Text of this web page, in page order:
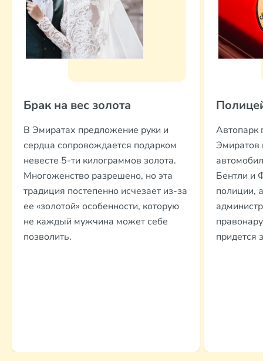
Брак на вес золота
В Эмиратах предложение руки и
сердца сопровождается подарком
невесте 5-ти килограммов золота.
Многоженство разрешено, но эта
традиция постепенно исчезает из-за
ее «золотой» особенности, которую
не каждый мужчина может себе
позволить.
Автопарк
Эмиратов
Бентли и
полиции,
придется